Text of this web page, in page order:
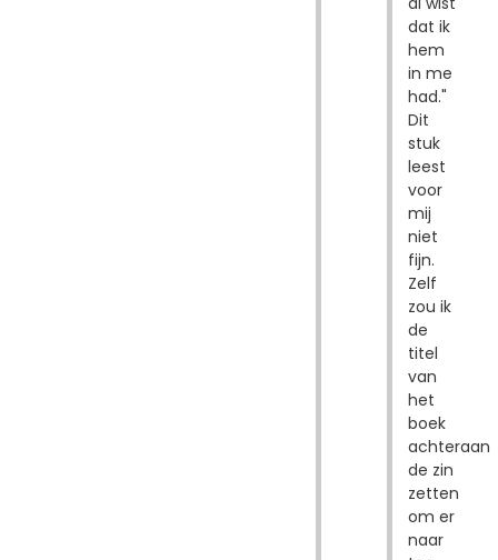
dat ik
hem
in me
had."
Dit
stuk
leest
voor
mij
niet
fijn.
Zelf
zou ik
de
titel
van
het
boek
achteraan
de zin
zetten
om er
naar